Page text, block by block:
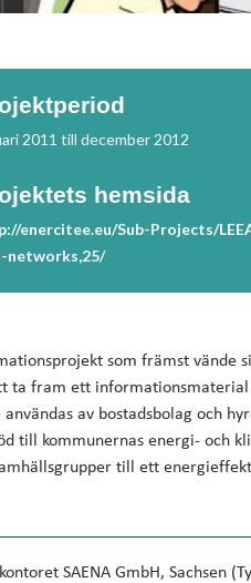
2011 till december 2012
hemsida
enercitee.eu/Sub-Projects/
networks,25/
som främst vände
ta fram ett
användas av bostadsbolag och
till kommunernas energi- och
till ett
SAENA GmbH, Sachsen